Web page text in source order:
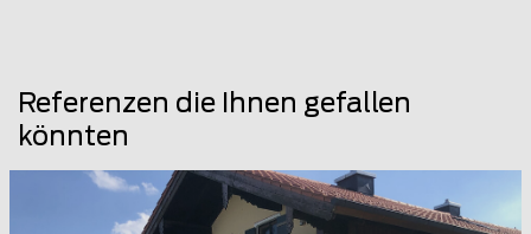
Referenzen die Ihnen gefallen
könnten